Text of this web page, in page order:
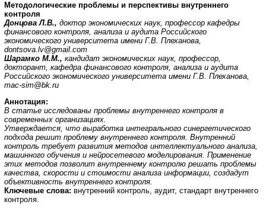
Методологические проблемы и перспективы внутреннего
контроля
Донцова Л.В., доктор экономических наук, профессор кафедры
финансового контроля, анализа и аудита Российского
экономического университета имени Г.В. Плеханова,
dontsova.lv@gmail.com
Шарамко М.М., кандидат экономических наук, профессор,
докторант, кафедра финансового контроля, анализа и аудита
Российского экономического университета имени Г.В. Плеханова,
mac-sim@bk.ru
Аннотация:
В статье исследованы проблемы внутреннего контроля в
современных организациях.
Утверждается, что выработка интегрального синергетического
подхода решит проблему внутреннего контроля. Внутренний
контроль требует развития методов интеллектуального анализа,
машинного обучения и нейросетевого моделирования. Применение
этих методов позволит внутреннему контролю решать проблемы
качества, скорости и стоимости анализа информации, создадут
объективность внутреннего контроля.
Ключевые слова: внутренний контроль, аудит, стандарт внутреннего
контроля.